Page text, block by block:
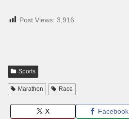
Post Views: 3,916
Sports
Marathon Race
X Facebook